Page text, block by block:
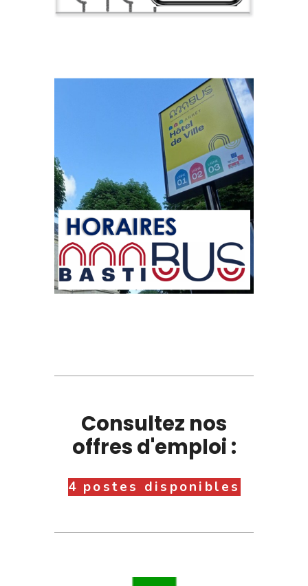
Consultez nos
offres d'emploi :
4 postes disponibles